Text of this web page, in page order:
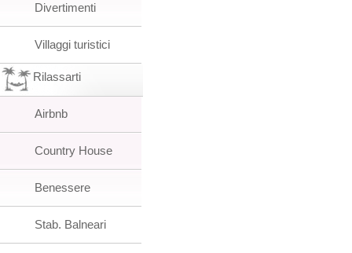
Divertimenti
Villaggi turistici
Rilassarti
Airbnb
Country House
Benessere
Stab. Balneari